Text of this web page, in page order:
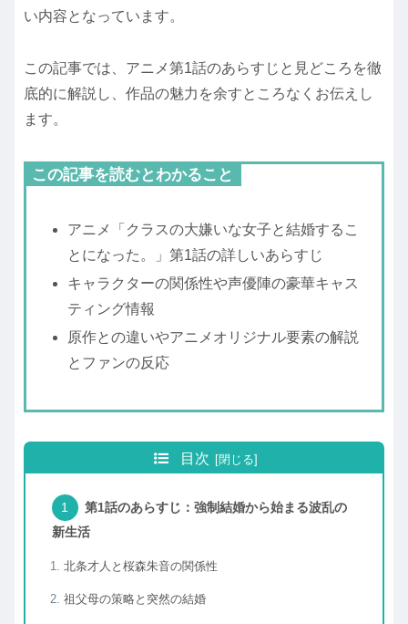
い内容となっています。
この記事では、アニメ第1話のあらすじと見どころを徹
底的に解説し、作品の魅力を余すところなくお伝えし
ます。
この記事を読むとわかること
アニメ「クラスの大嫌いな女子と結婚するこ
とになった。」第1話の詳しいあらすじ
キャラクターの関係性や声優陣の豪華キャス
ティング情報
原作との違いやアニメオリジナル要素の解説
とファンの反応
目次
第1話のあらすじ：強制結婚から始まる波乱の
新生活
北条才人と桜森朱音の関係性
祖父母の策略と突然の結婚